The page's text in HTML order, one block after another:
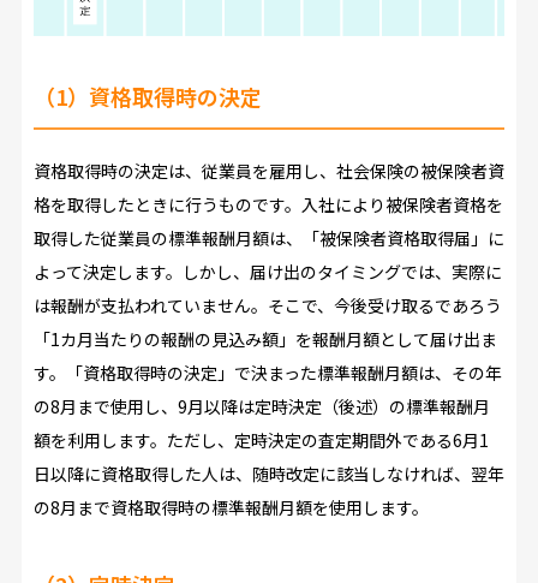
（1）資格取得時の決定
資格取得時の決定は、従業員を雇用し、社会保険の被保険者資
格を取得したときに行うものです。入社により被保険者資格を
取得した従業員の標準報酬月額は、「被保険者資格取得届」に
よって決定します。しかし、届け出のタイミングでは、実際に
は報酬が支払われていません。そこで、今後受け取るであろう
「1カ月当たりの報酬の見込み額」を報酬月額として届け出ま
す。「資格取得時の決定」で決まった標準報酬月額は、その年
の8月まで使用し、9月以降は定時決定（後述）の標準報酬月
額を利用します。ただし、定時決定の査定期間外である6月1
日以降に資格取得した人は、随時改定に該当しなければ、翌年
の8月まで資格取得時の標準報酬月額を使用します。